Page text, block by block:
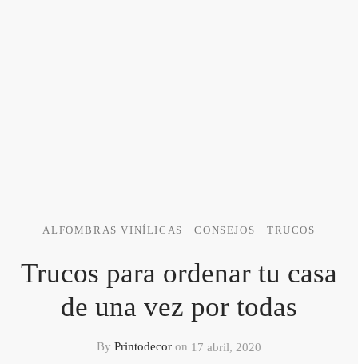
ALFOMBRAS VINÍLICAS CONSEJOS TRUCOS
Trucos para ordenar tu casa
de una vez por todas
By Printodecor on 17 abril, 2020